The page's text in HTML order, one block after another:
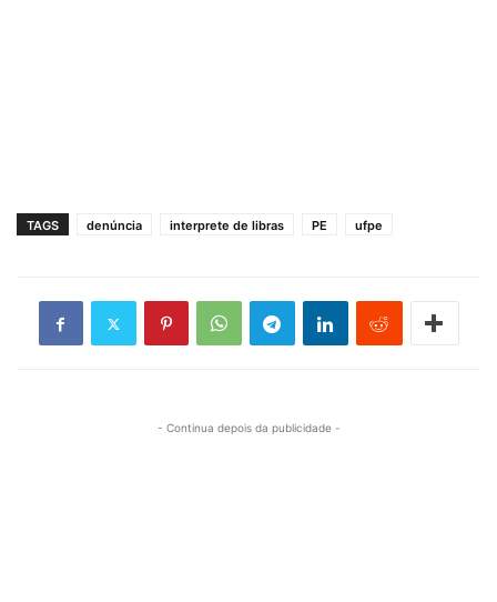
TAGS denúncia interprete de libras PE ufpe
- Continua depois da publicidade -